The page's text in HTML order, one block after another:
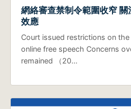
網絡審查禁制令範圍收窄
效應
Court issued restrictions on
online free speech Concerns
remained （20…